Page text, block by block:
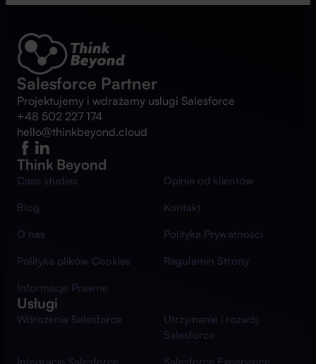
Salesforce Partner
Projektujemy i wdrażamy usługi Salesforce
+48 502 227 174
hello@thinkbeyond.cloud
Think Beyond
Case studies
Opinie od klientów
Blog
Kontakt
O nas
Polityka Prywatności
Polityka plików Cookies
Regulamin Strony
Informacje Prawne
Usługi
Wdrożenia Salesforce
Utrzymanie i rozwój
Salesforce